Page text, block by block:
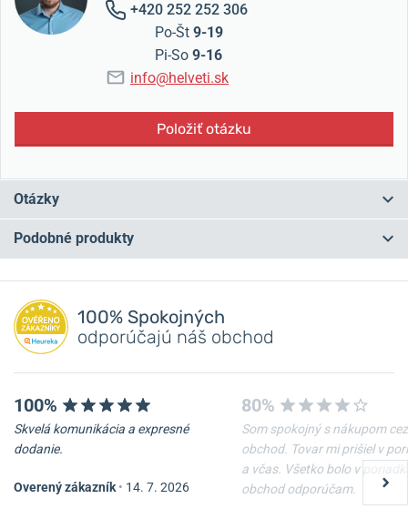
+420 252 252 306
Po-Št 9-19
Pi-So 9-16
info@helveti.sk
Položiť otázku
Otázky
Máte otázku? Zanechajte nám komentár
Pridať dotaz
Podobné produkty
Nôž Victorinox Waiter
-10%
Nôž Victorinox Spartan
100% Spokojných
odporúčajú náš obchod
100%
Skvelá komunikácia a expresné
dodanie.
Overený zákazník • 14. 7. 2026
80%
Som spokojný s nákupom cez
obchod. Tovar mi prišiel v
a včas. Všetko bolo v
obchod odporúčam.